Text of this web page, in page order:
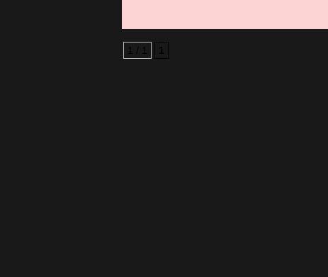
1 / 1 1